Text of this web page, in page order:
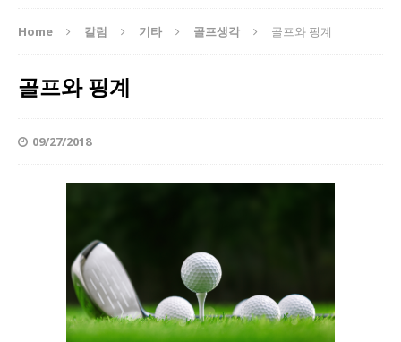
Home 칼럼 기타 골프생각 골프와 핑계
골프와 핑계
09/27/2018